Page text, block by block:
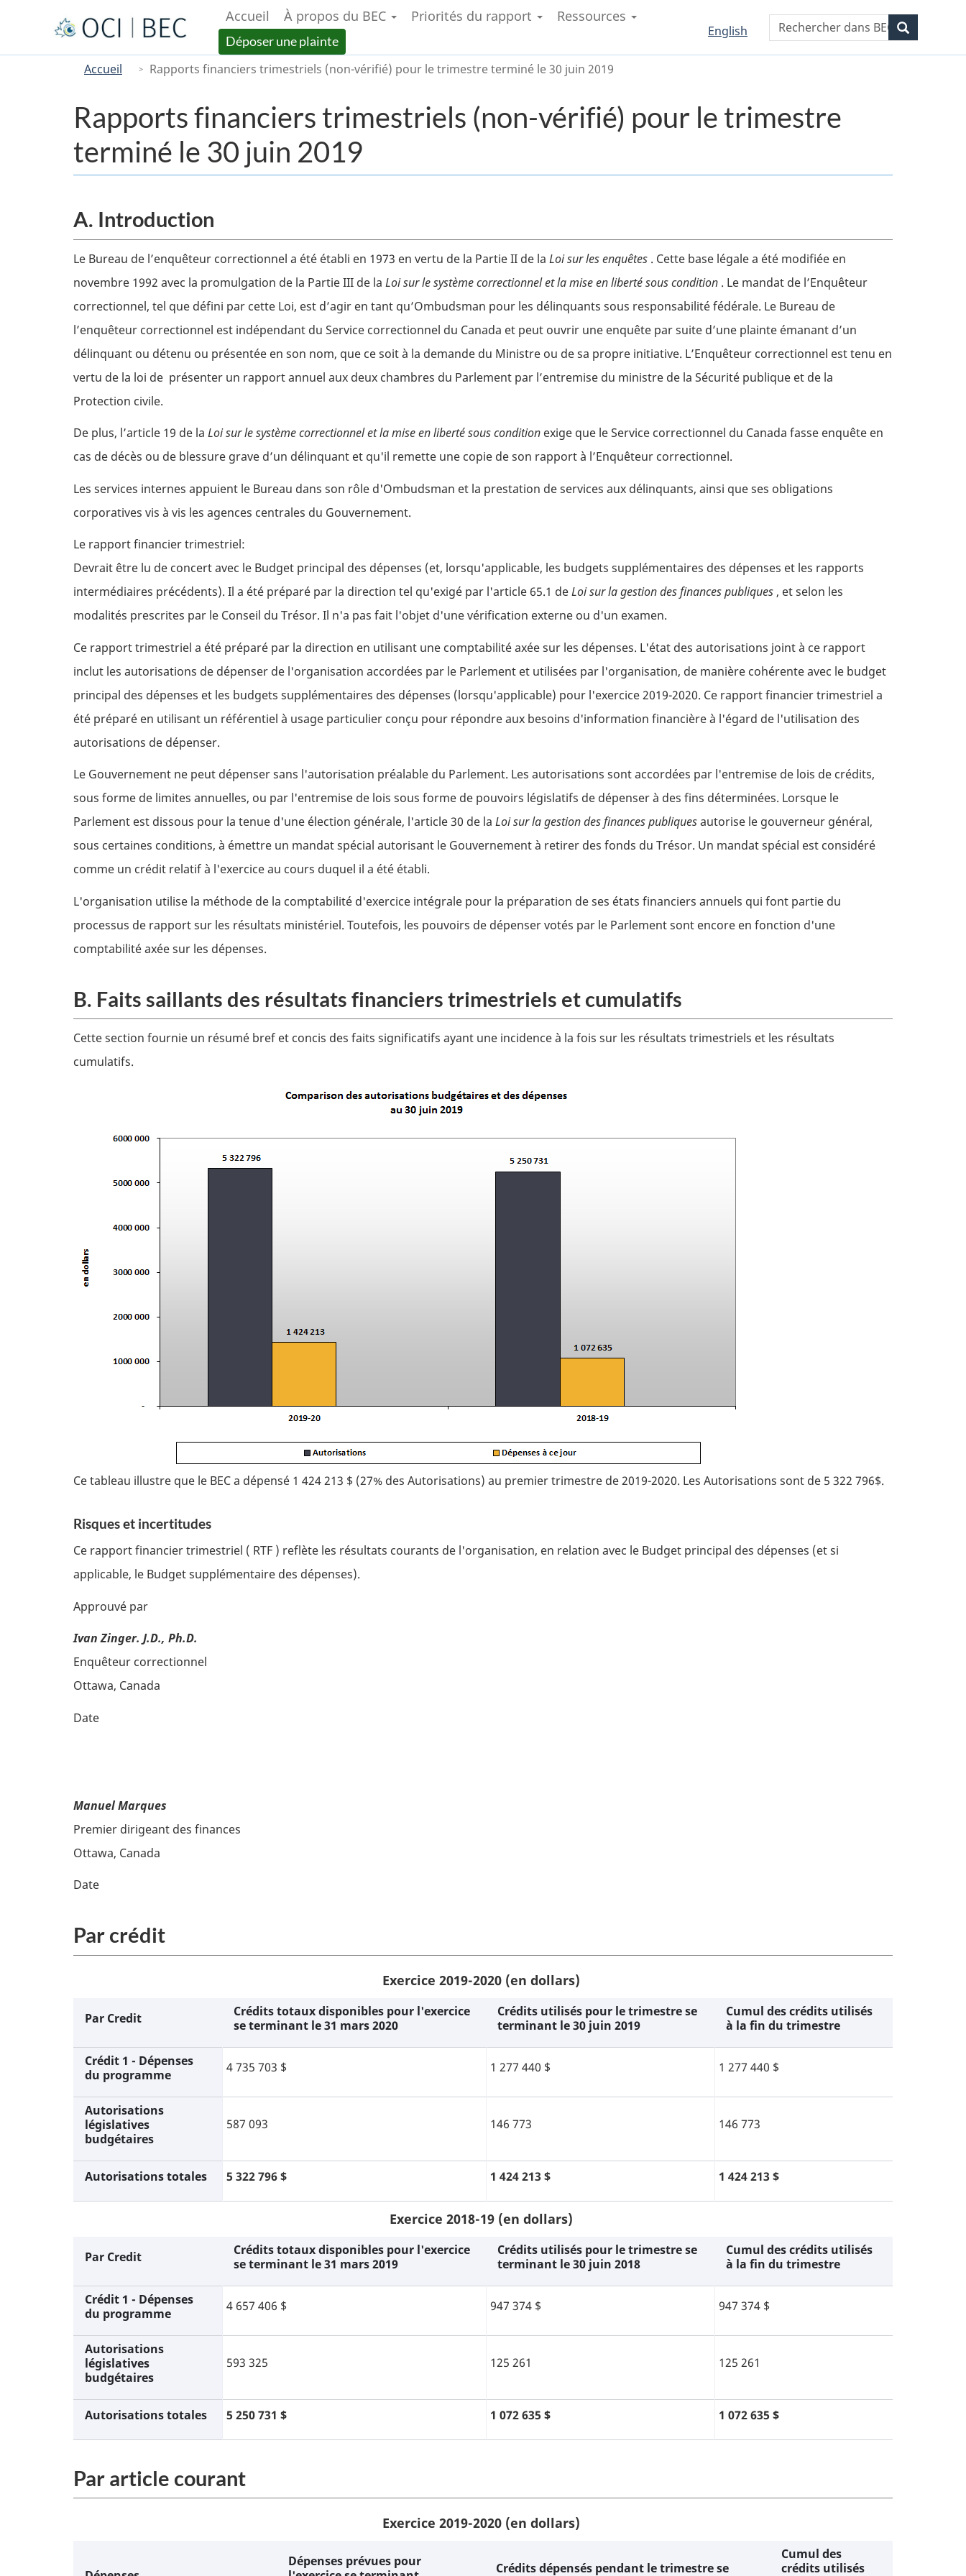
Aller
contenu
principal
Skip
"About
government"
Passer
la
version
Menu
Main
Accueil À propos du BEC Priorités du rapport Ressources
Déposer une plainte
Language
selection
Language
selection
English
WxT
Search
form
Rechercher
Accueil Rapports financiers trimestriels (non-vérifié) pour le trimestre terminé le 30 juin 2019
Rapports financiers trimestriels (non-vérifié) pour le trimestre
terminé le 30 juin 2019
Body
A. Introduction
Le Bureau de l’enquêteur correctionnel a été établi en 1973 en vertu de la Partie II de la Loi sur les enquêtes . Cette base légale a été modifiée en
novembre 1992 avec la promulgation de la Partie III de la Loi sur le système correctionnel et la mise en liberté sous condition . Le mandat de l’Enquêteur
correctionnel, tel que défini par cette Loi, est d’agir en tant qu’Ombudsman pour les délinquants sous responsabilité fédérale. Le Bureau de
l’enquêteur correctionnel est indépendant du Service correctionnel du Canada et peut ouvrir une enquête par suite d’une plainte émanant d’un
délinquant ou détenu ou présentée en son nom, que ce soit à la demande du Ministre ou de sa propre initiative. L’Enquêteur correctionnel est tenu en
vertu de la loi de présenter un rapport annuel aux deux chambres du Parlement par l’entremise du ministre de la Sécurité publique et de la
Protection civile.
De plus, l’article 19 de la Loi sur le système correctionnel et la mise en liberté sous condition exige que le Service correctionnel du Canada fasse enquête en
cas de décès ou de blessure grave d’un délinquant et qu'il remette une copie de son rapport à l’Enquêteur correctionnel.
Les services internes appuient le Bureau dans son rôle d'Ombudsman et la prestation de services aux délinquants, ainsi que ses obligations
corporatives vis à vis les agences centrales du Gouvernement.
Le rapport financier trimestriel:
Devrait être lu de concert avec le Budget principal des dépenses (et, lorsqu'applicable, les budgets supplémentaires des dépenses et les rapports
intermédiaires précédents). Il a été préparé par la direction tel qu'exigé par l'article 65.1 deLoi sur la gestion des finances publiques , et selon les
modalités prescrites par le Conseil du Trésor. Il n'a pas fait l'objet d'une vérification externe ou d'un examen.
Ce rapport trimestriel a été préparé par la direction en utilisant une comptabilité axée sur les dépenses. L'état des autorisations joint à ce rapport
inclut les autorisations de dépenser de l'organisation accordées par le Parlement et utilisées par l'organisation, de manière cohérente avec le budget
principal des dépenses et les budgets supplémentaires des dépenses (lorsqu'applicable) pour l'exercice 2019-2020. Ce rapport financier trimestriel a
été préparé en utilisant un référentiel à usage particulier conçu pour répondre aux besoins d'information financière à l'égard de l'utilisation des
autorisations de dépenser.
Le Gouvernement ne peut dépenser sans l'autorisation préalable du Parlement. Les autorisations sont accordées par l'entremise de lois de crédits,
sous forme de limites annuelles, ou par l'entremise de lois sous forme de pouvoirs législatifs de dépenser à des fins déterminées. Lorsque le
Parlement est dissous pour la tenue d'une élection générale, l'article 30 de la Loi sur la gestion des finances publiquesautorise le gouverneur général,
sous certaines conditions, à émettre un mandat spécial autorisant le Gouvernement à retirer des fonds du Trésor. Un mandat spécial est considéré
comme un crédit relatif à l'exercice au cours duquel il a été établi.
L'organisation utilise la méthode de la comptabilité d'exercice intégrale pour la préparation de ses états financiers annuels qui font partie du
processus de rapport sur les résultats ministériel. Toutefois, les pouvoirs de dépenser votés par le Parlement sont encore en fonction d'une
comptabilité axée sur les dépenses.
B. Faits saillants des résultats financiers trimestriels et cumulatifs
Cette section fournie un résumé bref et concis des faits significatifs ayant une incidence à la fois sur les résultats trimestriels et les résultats
cumulatifs.
Ce tableau illustre que le BEC a dépensé 1 424 213 $ (27% des Autorisations) au premier trimestre de 2019-2020. Les Autorisations sont de 5 322 796$.
Risques et incertitudes
Ce rapport financier trimestriel ( RTF ) reflète les résultats courants de l'organisation, en relation avec le Budget principal des dépenses (et si
applicable, le Budget supplémentaire des dépenses).
Approuvé par
Ivan Zinger. J.D., Ph.D.
Enquêteur correctionnel
Ottawa, Canada
Date
Manuel Marques
Premier dirigeant des finances
Ottawa, Canada
Date
Par crédit
Exercice 2019-2020 (en dollars)
Par Credit
Crédits totaux disponibles pour l'exercice
se terminant le 31 mars 2020
Crédits utilisés pour le trimestre se
terminant le 30 juin 2019
Cumul des crédits utilisés
à la fin du trimestre
Crédit 1 - Dépenses
du programme
4 735 703 $ 1 277 440 $ 1 277 440 $
Autorisations
législatives
budgétaires
587 093 146 773 146 773
Autorisations totales 5 322 796 $ 1 424 213$ 1 424 213$
Exercice 2018-19 (en dollars)
Par Credit
Crédits totaux disponibles pour l'exercice
se terminant le 31 mars 2019
Crédits utilisés pour le trimestre se
terminant le 30 juin 2018
Cumul des crédits utilisés
à la fin du trimestre
Crédit 1 - Dépenses
du programme
4 657 406 $ 947 374 $ 947 374 $
Autorisations
législatives
budgétaires
593 325 125 261 125 261
Autorisations totales 5 250 731 $ 1 072 635 $ 1 072 635 $
Par article courant
Exercice 2019-2020 (en dollars)
Dépenses prévues pour
Crédits dépensés pendant le trimestre se
Cumul des
crédits utilisés